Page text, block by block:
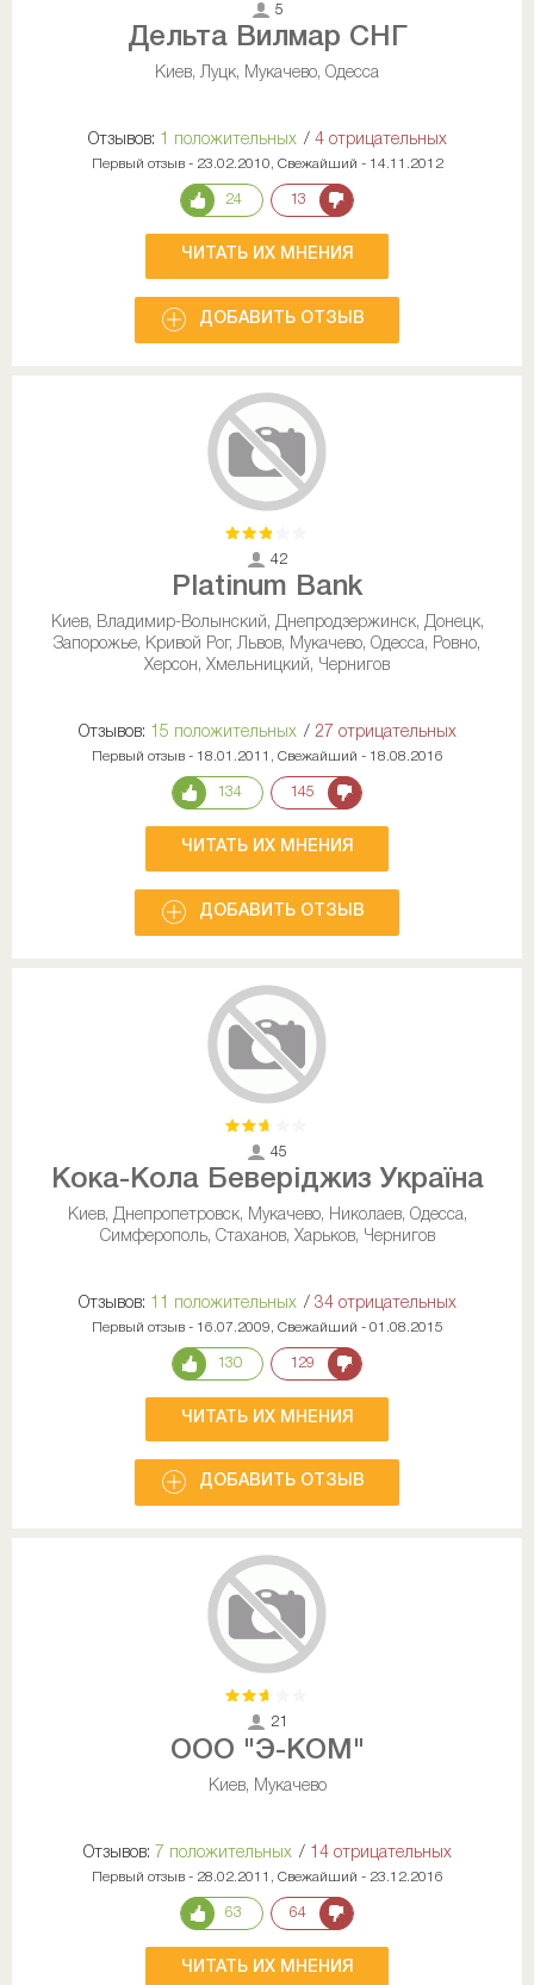
5
Дельта Вилмар СНГ
Киев, Луцк, Мукачево, Одесса
Отзывов: 1 положительных / 4 отрицательных
Первый отзыв - 23.02.2010, Свежайший - 14.11.2012
24 13
ЧИТАТЬ ИХ МНЕНИЯ
ДОБАВИТЬ ОТЗЫВ
42
Platinum Bank
Киев, Владимир-Волынский, Днепродзержинск, Донецк,
Запорожье, Кривой Рог, Львов, Мукачево, Одесса, Ровно,
Херсон, Хмельницкий, Чернигов
Отзывов: 15 положительных / 27 отрицательных
Первый отзыв - 18.01.2011, Свежайший - 18.08.2016
134 145
ЧИТАТЬ ИХ МНЕНИЯ
ДОБАВИТЬ ОТЗЫВ
45
Кока-Кола Беверіджиз Україна
Киев, Днепропетровск, Мукачево, Николаев, Одесса,
Симферополь, Стаханов, Харьков, Чернигов
Отзывов: 11 положительных / 34 отрицательных
Первый отзыв - 16.07.2009, Свежайший - 01.08.2015
130 129
ЧИТАТЬ ИХ МНЕНИЯ
ДОБАВИТЬ ОТЗЫВ
21
ООО "Э-КОМ"
Киев, Мукачево
Отзывов: 7 положительных / 14 отрицательных
Первый отзыв - 28.02.2011, Свежайший - 23.12.2016
63 64
ЧИТАТЬ ИХ МНЕНИЯ